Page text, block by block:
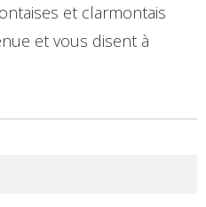
et clarmontais
et vous disent à